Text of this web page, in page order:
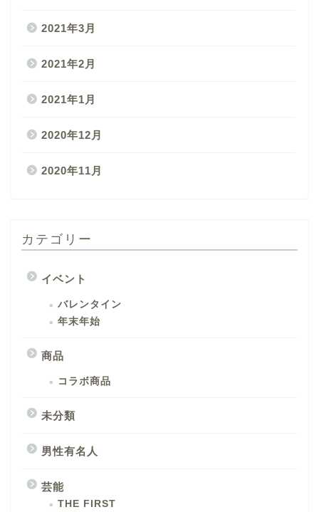
2021年3月
2021年2月
2021年1月
2020年12月
2020年11月
カテゴリー
イベント
バレンタイン
年末年始
商品
コラボ商品
未分類
男性有名人
芸能
THE FIRST